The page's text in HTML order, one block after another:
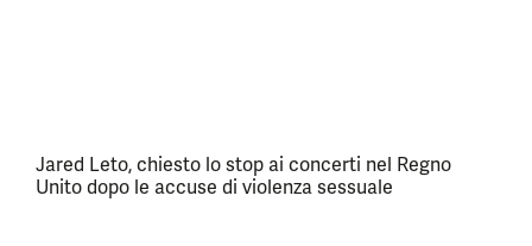
Jared Leto, chiesto lo stop ai concerti nel Regno
Unito dopo le accuse di violenza sessuale